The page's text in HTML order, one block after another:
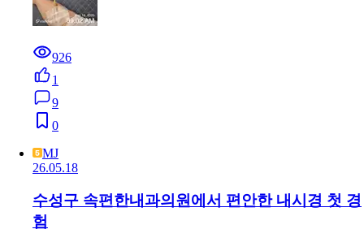
926
1
9
0
MJ
26.05.18
수성구 속편한내과의원에서 편안한 내시경 첫 경
험